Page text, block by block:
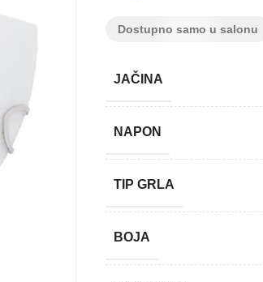
Dostupno samo u salonu
JAČINA
NAPON
TIP GRLA
BOJA